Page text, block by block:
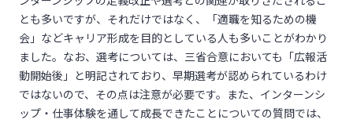
とも多いですが、それだけではなく、「適職を知るための機
会」などキャリア形成を目的としている人も多いことがわかり
ました。なお、選考については、三省合意においても「広報活
動開始後」と明記されており、早期選考が認められているわけ
ではないので、その点は注意が必要です。また、インターンシ
ップ・仕事体験を通して成長できたことについての質問では、